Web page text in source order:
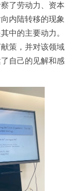
了劳动力、资本
内陆转移的现象
中的主要动力。
策，并对该领域
自己的见解和感